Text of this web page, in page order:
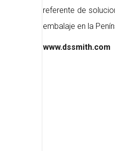
referente de
embalaje en la
www.dssmith.com